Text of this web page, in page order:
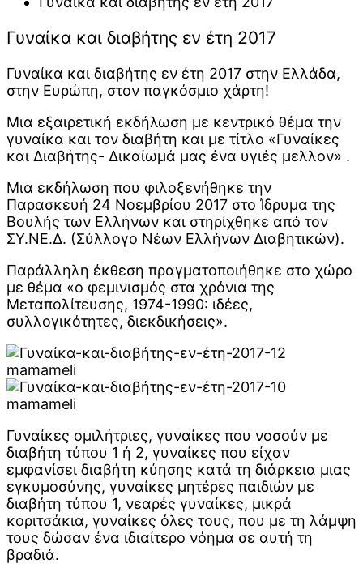
Γυναίκα και διαβήτης εν έτη 2017
Γυναίκα και διαβήτης εν έτη 2017 στην Ελλάδα,
στην Ευρώπη, στον παγκόσμιο χάρτη!
Μια εξαιρετική εκδήλωση με κεντρικό θέμα την
γυναίκα και τον διαβήτη και με τίτλο «Γυναίκες
και Διαβήτης- Δικαίωμά μας ένα υγιές μελλον» .
Μια εκδήλωση που φιλοξενήθηκε την
Παρασκευή 24 Νοεμβρίου 2017 στο Ίδρυμα της
Βουλής των Ελλήνων και στηρίχθηκε από τον
ΣΥ.ΝΕ.Δ. (Σύλλογο Νέων Ελλήνων Διαβητικών).
Παράλληλη έκθεση πραγματοποιήθηκε στο χώρο
με θέμα «ο φεμινισμός στα χρόνια της
Μεταπολίτευσης, 1974-1990: ιδέες,
συλλογικότητες, διεκδικήσεις».
Γυναίκες ομιλήτριες, γυναίκες που νοσούν με
διαβήτη τύπου 1 ή 2, γυναίκες που είχαν
εμφανίσει διαβήτη κύησης κατά τη διάρκεια μιας
εγκυμοσύνης, γυναίκες μητέρες παιδιών με
διαβήτη τύπου 1, νεαρές γυναίκες, μικρά
κοριτσάκια, γυναίκες όλες τους, που με τη λάμψη
τους δώσαν ένα ιδιαίτερο νόημα σε αυτή τη
βραδιά.